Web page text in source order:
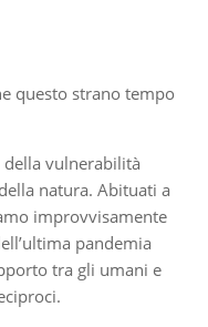
questo strano tempo
della vulnerabilità
natura. Abituati a
improvvisamente
pandemia
tra gli umani e